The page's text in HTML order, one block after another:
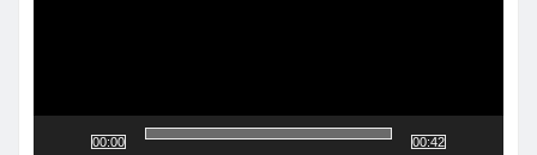
00:00 00:42